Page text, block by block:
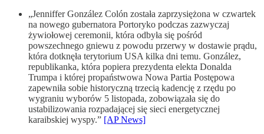
„Jenniffer González Colón została zaprzysiężona w czwartek
na nowego gubernatora Portoryko podczas zazwyczaj
żywiołowej ceremonii, która odbyła się pośród
powszechnego gniewu z powodu przerwy w dostawie prądu,
która dotknęła terytorium USA kilka dni temu. González,
republikanka, która popiera prezydenta elekta Donalda
Trumpa i której propaństwowa Nowa Partia Postępowa
zapewniła sobie historyczną trzecią kadencję z rzędu po
wygraniu wyborów 5 listopada, zobowiązała się do
ustabilizowania rozpadającej się sieci energetycznej
karaibskiej wyspy.” [AP News]